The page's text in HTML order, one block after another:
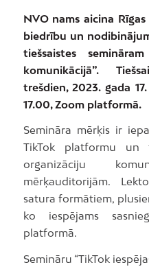
NVO nams aicina
biedrību un
tiešsaistes
komunikācijā”.
trešdien, 2023. gada
17.00, Zoom platformā.
Semināra mērķis ir
TikTok platformu un
organizāciju
mērķauditorijām.
satura formātiem,
ko iespējams
platformā.
Semināru “TikTok